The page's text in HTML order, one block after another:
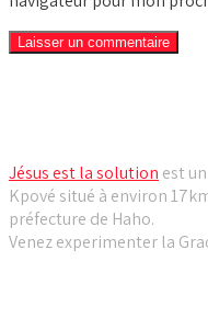
Jésus est la solution est
Kpové situé à environ
préfecture de Haho.
Venez experimenter la